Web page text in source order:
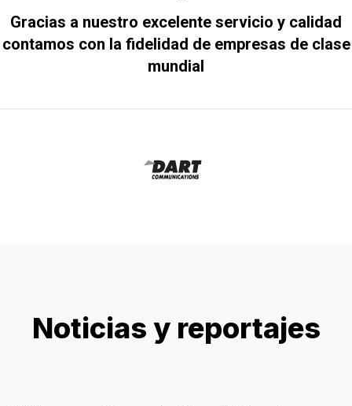
Gracias a nuestro excelente servicio y calidad
contamos con la fidelidad de empresas de clase
mundial
Noticias y reportajes